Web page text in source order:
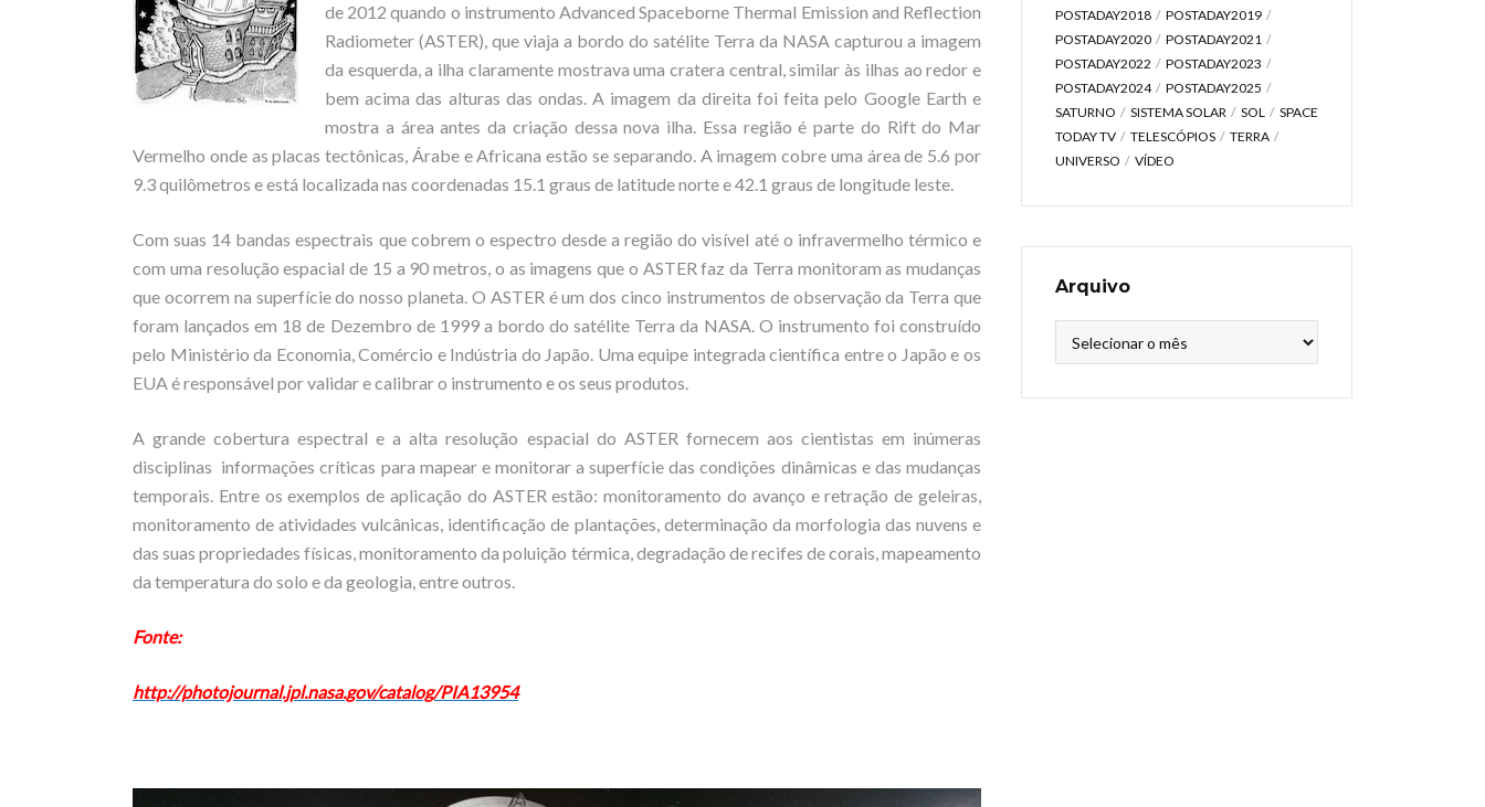
de 2012 quando o instrumento Advanced Spaceborne Thermal Emission and Reflection
Radiometer (ASTER), que viaja a bordo do satélite Terra da NASA capturou a imagem
da esquerda, a ilha claramente mostrava uma cratera central, similar às ilhas ao redor e
bem acima das alturas das ondas. A imagem da direita foi feita pelo Google Earth e
mostra a área antes da criação dessa nova ilha. Essa região é parte do Rift do Mar
Vermelho onde as placas tectônicas, Árabe e Africana estão se separando. A imagem cobre uma área de 5.6 por
9.3 quilômetros e está localizada nas coordenadas 15.1 graus de latitude norte e 42.1 graus de longitude leste.
Com suas 14 bandas espectrais que cobrem o espectro desde a região do visível até o infravermelho térmico e
com uma resolução espacial de 15 a 90 metros, o as imagens que o ASTER faz da Terra monitoram as mudanças
que ocorrem na superfície do nosso planeta. O ASTER é um dos cinco instrumentos de observação da Terra que
foram lançados em 18 de Dezembro de 1999 a bordo do satélite Terra da NASA. O instrumento foi construído
pelo Ministério da Economia, Comércio e Indústria do Japão. Uma equipe integrada científica entre o Japão e os
EUA é responsável por validar e calibrar o instrumento e os seus produtos.
A grande cobertura espectral e a alta resolução espacial do ASTER fornecem aos cientistas em inúmeras
disciplinas informações críticas para mapear e monitorar a superfície das condições dinâmicas e das mudanças
temporais. Entre os exemplos de aplicação do ASTER estão: monitoramento do avanço e retração de geleiras,
monitoramento de atividades vulcânicas, identificação de plantações, determinação da morfologia das nuvens e
das suas propriedades físicas, monitoramento da poluição térmica, degradação de recifes de corais, mapeamento
da temperatura do solo e da geologia, entre outros.
Fonte:
http://photojournal.jpl.nasa.gov/catalog/PIA13954
POSTADAY2018
POSTADAY2019
POSTADAY2020
POSTADAY2021
POSTADAY2022
POSTADAY2023
POSTADAY2024
POSTADAY2025
SATURNO
SISTEMA SOLAR SOL
SPACE
TODAY TV
TELESCÓPIOS
TERRA
UNIVERSO
VÍDEO
Arquivo